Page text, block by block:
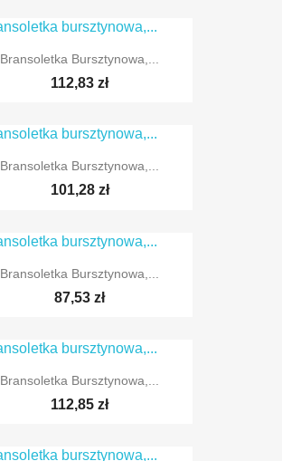
Bransoletka Bursztynowa,...
112,83 zł
Bransoletka Bursztynowa,...
101,28 zł
Bransoletka Bursztynowa,...
87,53 zł
Bransoletka Bursztynowa,...
112,85 zł